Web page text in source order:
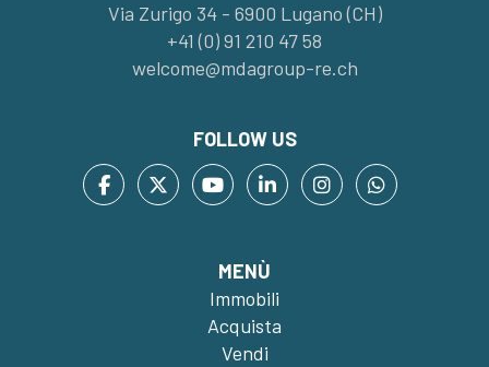
Via Zurigo 34 - 6900 Lugano (CH)
+41 (0) 91 210 47 58
welcome@mdagroup-re.ch
FOLLOW US
MENÙ
Immobili
Acquista
Vendi